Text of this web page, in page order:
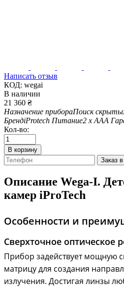
Написать отзыв
КОД: wegai
В наличии
21 360 ₴
Назначение прибораПоиск
БрендiProtech Питание2 х ААА
Кол-во:
В корзину
Заказ
Описание Wega-I.
камер iProTech
Особенности и
Сверхточное оптическое
Прибор задействует мощную
матрицу для создания
излучения. Достигая линзы